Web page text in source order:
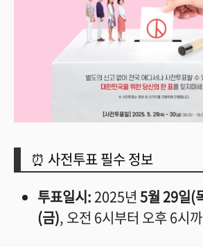
⏰ 사전투표 필수 정보
투표일시:2025년 5월 29일(
(금), 오전 6시부터 오후 6시